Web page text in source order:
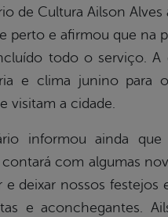
de Cultura Ailson
perto e afirmou que na
todo o serviço. A
e clima junino para
visitam a cidade.
informou ainda que
com algumas
e deixar nossos festejos
e aconchegantes.